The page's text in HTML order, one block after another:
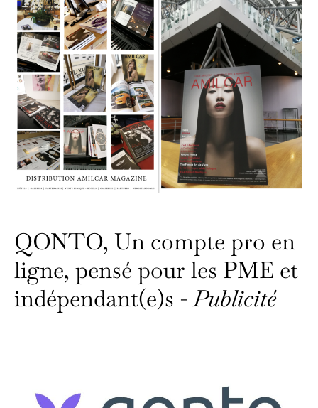
QONTO, Un compte pro en
ligne, pensé pour les PME et
indépendant(e)s -Publicité